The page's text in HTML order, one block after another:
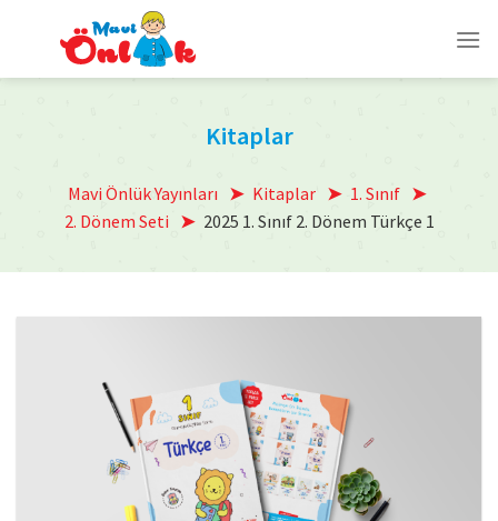
Kitaplar
Mavi Önlük Yayınları Kitaplar
1. Sınıf
2. Dönem Seti
2025 1. Sınıf 2. Dönem Türkçe 1